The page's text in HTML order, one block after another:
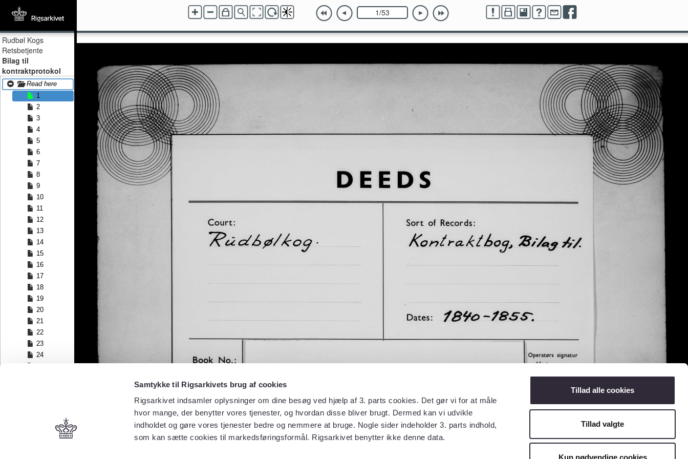
Samtykke til Rigsarkivets brug af cookies
Rigsarkivet indsamler oplysninger om dine besøg ved hjælp af 3. parts cookies. Det gør vi for at måle
hvor mange, der benytter vores tjenester, og hvordan disse bliver brugt. Dermed kan vi udvikle
indholdet og gøre vores tjenester bedre og nemmere at bruge. Nogle sider indeholder 3. parts indhold,
som kan sætte cookies til markedsføringsformål. Rigsarkivet benytter ikke denne data.
Tillad alle cookies
Tillad valgte
Kun nødvendige cookies
Rudbøl Kogs
Retsbetjente
Bilag til
kontraktprotokol
Read here
1
2
3
4
5
6
7
8
9
10
11
12
13
14
15
16
17
18
19
20
21
22
23
24